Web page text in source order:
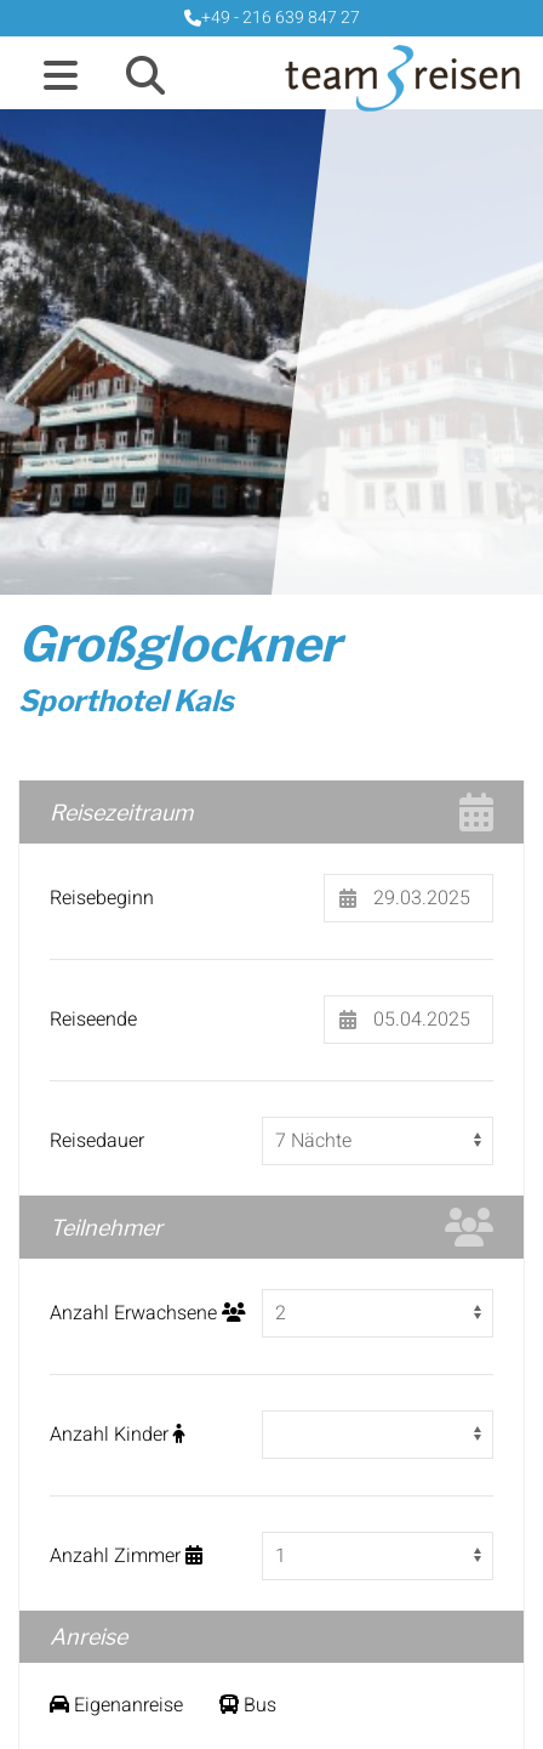
+49 - 216 639 847 27
Großglockner
Sporthotel Kals
Reisezeitraum
Reisebeginn
Reiseende
Reisedauer
Teilnehmer
Anzahl Erwachsene
Anzahl Kinder
Anzahl Zimmer
Anreise
Eigenanreise Bus